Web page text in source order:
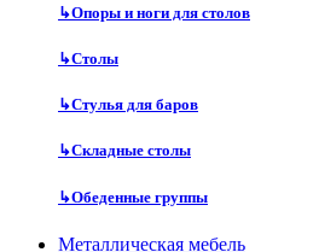
↳Опоры и ноги для столов
↳Столы
↳Стулья для баров
↳Складные столы
↳Обеденные группы
Металлическая мебель